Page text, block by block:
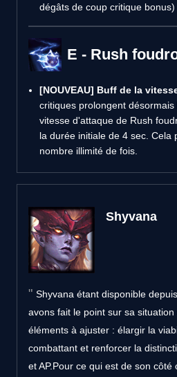
dégâts de coup critique bonus)
E - Rush
[NOUVEAU] Buff de la
critiques prolongent
vitesse d'attaque de Rush
la durée initiale de 4 sec. Cela
nombre illimité de fois.
Shyvana
Shyvana étant disponible
avons fait le point sur sa
éléments à ajuster : élargir la
combattant et renforcer la
et AP.Pour ce qui est de son